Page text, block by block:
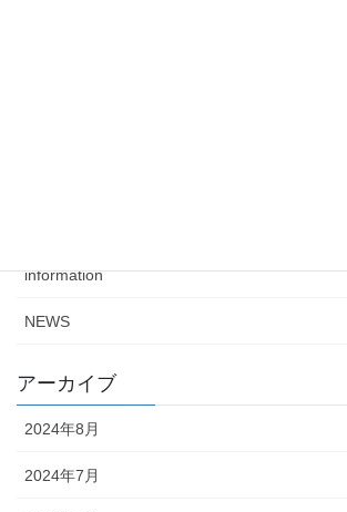
information
NEWS
アーカイブ
2024年8月
2024年7月